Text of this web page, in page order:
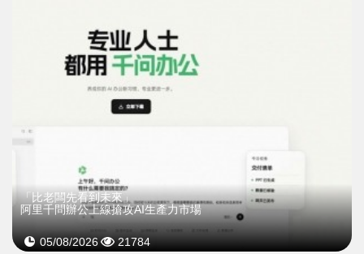
「比老闆先看到未來」
阿里千問辦公上線搶攻AI生產力市場
05/08/2026 21784